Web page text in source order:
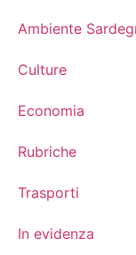
Ambiente
Culture
Economia
Rubriche
Trasporti
In evidenza